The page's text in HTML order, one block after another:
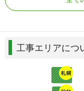
工事エリアにつ